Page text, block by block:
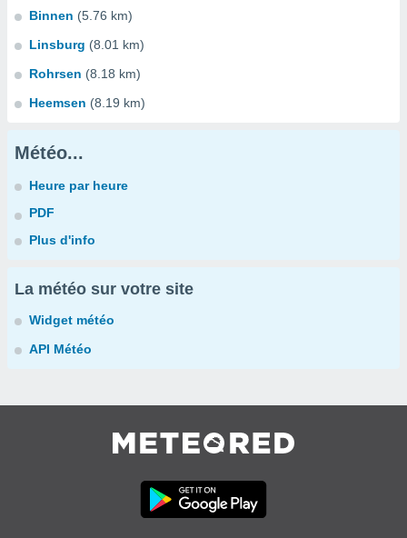
Binnen (5.76 km)
Linsburg (8.01 km)
Rohrsen (8.18 km)
Heemsen (8.19 km)
Météo...
Heure par heure
PDF
Plus d'info
La météo sur votre site
Widget météo
API Météo